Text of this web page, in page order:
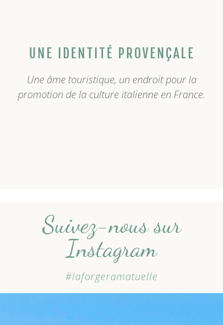
UNE IDENTITÉ PROVENÇALE
Une âme touristique, un endroit pour la
promotion de la culture italienne en France.
Suivez-nous sur
Instagram
#laforgeramatuelle